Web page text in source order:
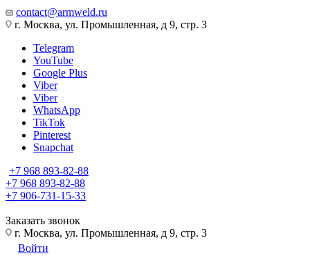
contact@armweld.ru
г. Москва, ул. Промышленная, д 9, стр. 3
Telegram
YouTube
Google Plus
Viber
Viber
WhatsApp
TikTok
Pinterest
Snapchat
+7 968 893-82-88
+7 968 893-82-88
+7 906-731-15-33
Заказать звонок
г. Москва, ул. Промышленная, д 9, стр. 3
Войти